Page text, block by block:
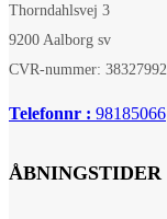
Thorndahlsvej 3
9200 Aalborg sv
CVR-nummer: 38327992
Telefonnr : 98185066
ÅBNINGSTIDER